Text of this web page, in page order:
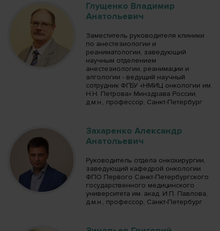
Глущенко Владимир
Анатольевич
Заместитель руководителя клиники
по анестезиологии и
реаниматологии, заведующий
научным отделением
анестезиологии, реанимации и
алгологии - ведущий научный
сотрудник ФГБУ «НМИЦ онкологии им.
Н.Н. Петрова» Минздрава России,
д.м.н., профессор, Санкт-Петербург
Захаренко Александр
Анатольевич
Руководитель отдела онкохирургии,
заведующий кафедрой онкологии
ФПО Первого Санкт-Петербургского
государственного медицинского
университета им. акад. И.П. Павлова,
д.м.н., профессор, Санкт-Петербург